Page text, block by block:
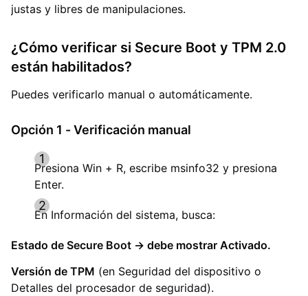
justas y libres de manipulaciones.
¿Cómo verificar si Secure Boot y TPM 2.0
están habilitados?
Puedes verificarlo manual o automáticamente.
Opción 1 - Verificación manual
Presiona Win + R, escribe msinfo32 y presiona
Enter.
En Información del sistema, busca:
Estado de Secure Boot → debe mostrar Activado.
Versión de TPM (en Seguridad del dispositivo o
Detalles del procesador de seguridad).